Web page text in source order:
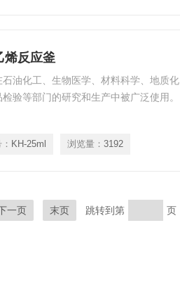
烯反应釜
油化工、生物医学、材料科学、地质化
验等部门的研究和生产中被广泛使用。
KH-25ml 浏览量： 3192
一页 末页 跳转到第 页